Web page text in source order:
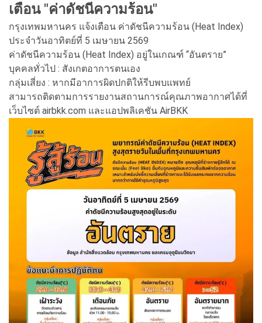
เตือน "ค่าดัชนีความร้อน"
กรุงเทพมหานคร แจ้งเตือน ค่าดัชนีความร้อน (Heat Index)
ประจำวันอาทิตย์ที่ 5 เมษายน 2569
ค่าดัชนีความร้อน (Heat Index) อยู่ในเกณฑ์ “อันตราย”
บุคคลทั่วไป : สังเกตอาการตนเอง
กลุ่มเสี่ยง : หากมีอาการผิดปกติให้รีบพบแพทย์
สามารถติดตามการรายงานสถานการณ์คุณภาพอากาศได้ที่
เว็บไซต์ airbkk.com และแอปพลิเคชัน AirBKK